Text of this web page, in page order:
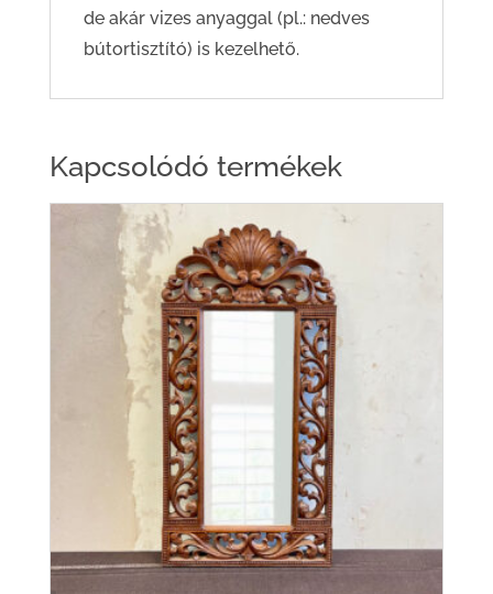
de akár vizes anyaggal (pl.: nedves
bútortisztító) is kezelhető.
Kapcsolódó termékek